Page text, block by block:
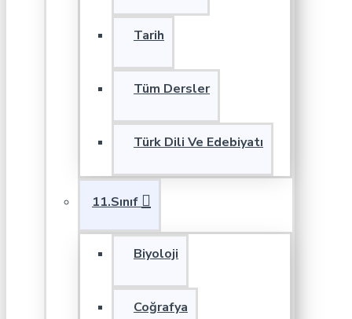
Tarih
Tüm Dersler
Türk Dili Ve Edebiyatı
11.Sınıf
Biyoloji
Coğrafya